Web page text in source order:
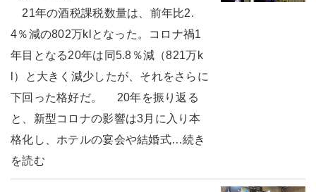
21年の酒税課税数量は、前年比2.
4％減の802万klとなった。コロナ禍1
年目となる20年は同5.8％減（821万k
l）と大きく減少したが、それをさらに
下回った格好だ。 20年を振り返る
と、新型コロナの影響は3月に入り本
格化し、ホテルの宴会や結婚式…続き
を読む